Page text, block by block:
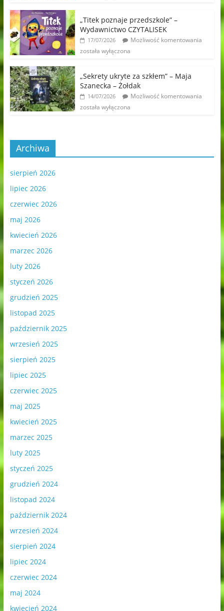
„Titek poznaje przedszkole” –
Wydawnictwo CZYTALISEK
17/07/2026
Możliwość komentowania
została wyłączona
„Sekrety ukryte za szkłem” – Maja
Szanecka – Żołdak
14/07/2026
Możliwość komentowania
została wyłączona
Archiwa
sierpień 2026
lipiec 2026
czerwiec 2026
maj 2026
kwiecień 2026
marzec 2026
luty 2026
styczeń 2026
grudzień 2025
listopad 2025
październik 2025
wrzesień 2025
sierpień 2025
lipiec 2025
czerwiec 2025
maj 2025
kwiecień 2025
marzec 2025
luty 2025
styczeń 2025
grudzień 2024
listopad 2024
październik 2024
wrzesień 2024
sierpień 2024
lipiec 2024
czerwiec 2024
maj 2024
kwiecień 2024